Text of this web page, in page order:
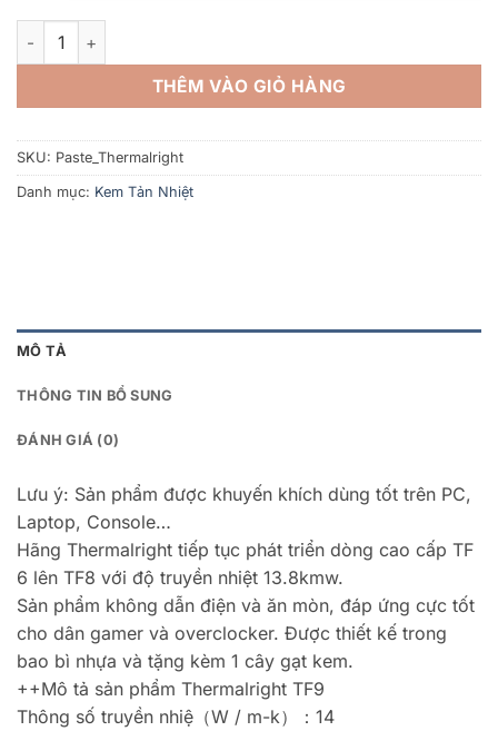
Keo Tản Nhiệt Thermalright TF9 - Chính Hãng số lượng
THÊM VÀO GIỎ HÀNG
SKU: Paste_Thermalright
Danh mục: Kem Tản Nhiệt
MÔ TẢ
THÔNG TIN BỔ SUNG
ĐÁNH GIÁ (0)
Lưu ý: Sản phẩm được khuyến khích dùng tốt trên PC,
Laptop, Console…
Hãng Thermalright tiếp tục phát triển dòng cao cấp TF
6 lên TF8 với độ truyền nhiệt 13.8kmw.
Sản phẩm không dẫn điện và ăn mòn, đáp ứng cực tốt
cho dân gamer và overclocker. Được thiết kế trong
bao bì nhựa và tặng kèm 1 cây gạt kem.
++Mô tả sản phẩm Thermalright TF9
Thông số truyền nhiệ（W / m-k）：14